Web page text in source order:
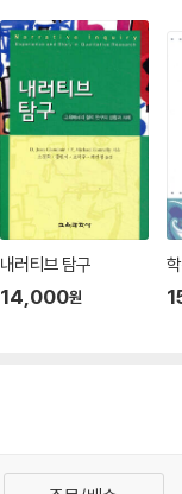
내러티브 탐구
14,000원